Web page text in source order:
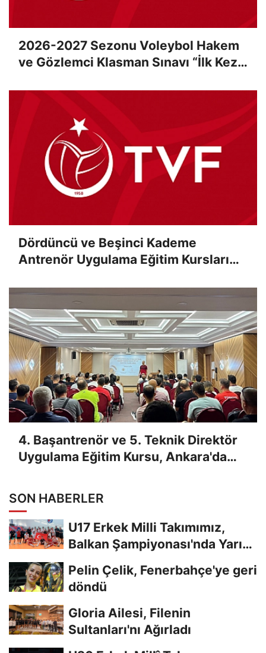
2026-2027 Sezonu Voleybol Hakem
ve Gözlemci Klasman Sınavı “İlk Kez”
Dördüncü ve Beşinci Kademe
Antrenör Uygulama Eğitim Kursları
4. Başantrenör ve 5. Teknik Direktör
Uygulama Eğitim Kursu, Ankara'da
SON HABERLER
U17 Erkek Milli Takımımız,
Balkan Şampiyonası'nda Yarı
Pelin Çelik, Fenerbahçe'ye geri
döndü
Gloria Ailesi, Filenin
Sultanları'nı Ağırladı